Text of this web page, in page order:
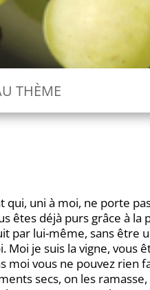
THÈME
uni à moi, ne porte
êtes déjà purs grâce à
par lui-même, sans être
je suis la vigne, vous
moi vous ne pouvez rien
secs, on les